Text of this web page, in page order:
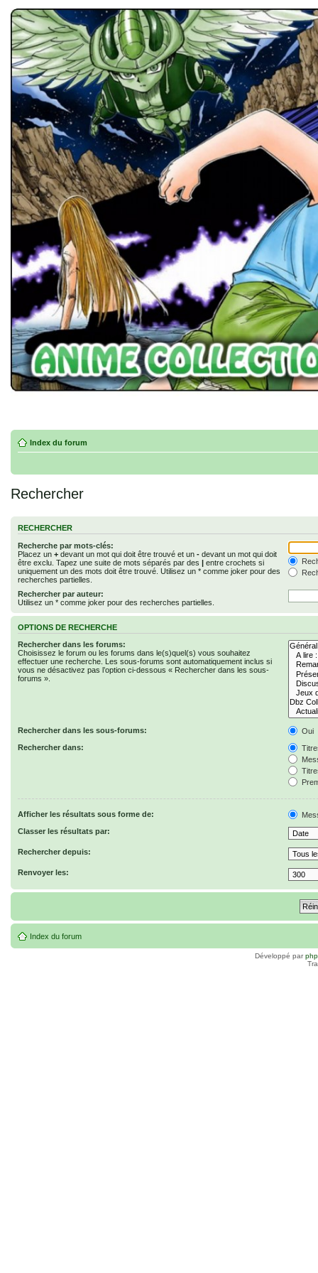
Index du forum
Rechercher
RECHERCHER
Recherche par mots-clés:
Placez un + devant un mot qui doit être trouvé et un - devant un mot qui doit
être exclu. Tapez une suite de mots séparés par des | entre crochets si
uniquement un des mots doit être trouvé. Utilisez un * comme joker pour des
recherches partielles.
Rechercher par auteur:
Utilisez un * comme joker pour des recherches partielles.
OPTIONS DE RECHERCHE
Rechercher dans les forums:
Choisissez le forum ou les forums dans le(s)quel(s) vous souhaitez
effectuer une recherche. Les sous-forums sont automatiquement inclus si
vous ne désactivez pas l’option ci-dessous « Rechercher dans les sous-
forums ».
Rechercher dans les sous-forums:
Oui
Rechercher dans:
Afficher les résultats sous forme de:
Classer les résultats par:
Rechercher depuis:
Renvoyer les:
Index du forum
Développé par